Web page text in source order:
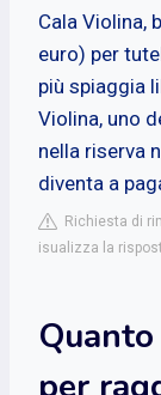
Cala Violina,
euro) per
più spiaggia
Violina, uno
nella riserva
diventa a
Richiesta di
isualizza la